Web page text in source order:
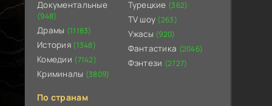
Документальные
(948)
Драмы (11183)
История (1348)
Комедии (7142)
Криминалы (3809)
Турецкие (362)
TV шоу (263)
Ужасы (920)
Фантастика (2046)
Фэнтези (2727)
По странам